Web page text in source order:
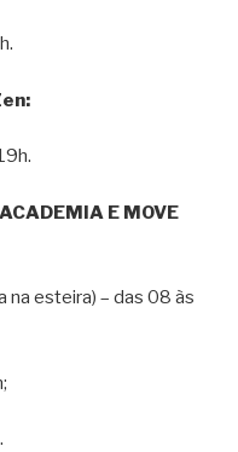
E MOVE
na esteira) – das 08 às